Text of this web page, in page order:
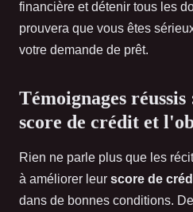
financière et détenir tous les
prouvera que vous êtes
votre demande de prêt.
Témoignages
score de crédit et
Rien ne parle plus que les
à améliorer leur score de
dans de bonnes conditions.